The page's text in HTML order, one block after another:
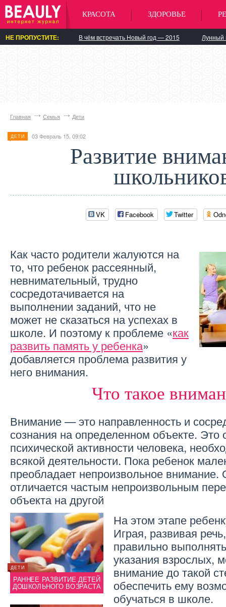
КРАСОТА ЗДОРОВЬЕ
НЕ ПРОПУСТИТЕ: В чём встречать Новый год — 2015 Лунный
Главная Семья Дети
ДЕТИ 03 Февраль 15, 09:02
Развитие
VK Facebook Twitter
Как часто родители жалуются на
то, что ребенок рассеянный,
невнимательный, трудно
сосредотачивается на
выполнении заданий, что не
может не сказаться на успехах в
школе. И поэтому к проблеме «как
развить память у ребенка»
добавляется проблема развития у
него внимания.
Что такое
Внимание — это направленность и
сознания на определенном объекте.
психической активности человека,
всякой деятельности. Пока ребенок
преобладает непроизвольное внимание.
отличается частым непроизвольным
объекта на другой
ДЕТИ
РАННЕЕ РАЗВИТИЕ ДЕТЕЙ
ДОШКОЛЬНОГО ВОЗРАСТА
ЗДОРОВЬЕ
РАЗВИТИЕ ДЕТЕЙ С ДЦП
ДЕТИ
На этом этапе
Играя, развивая
правильно
указания взрослых,
внимание до такой
обеспечить ему
обучаться в школе.